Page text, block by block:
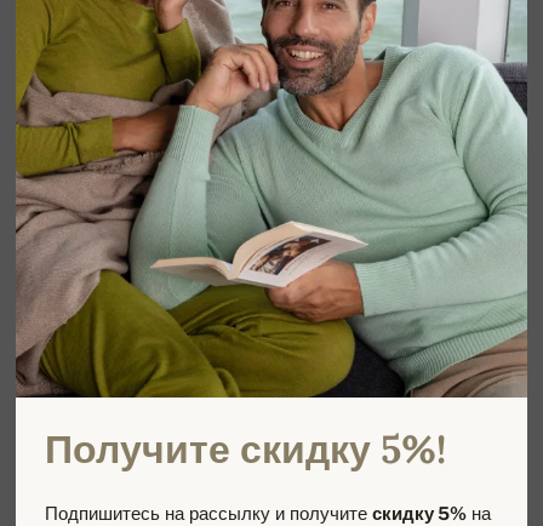
Получите скидку 5%!
Подпишитесь на рассылку и получитескидку 5% на